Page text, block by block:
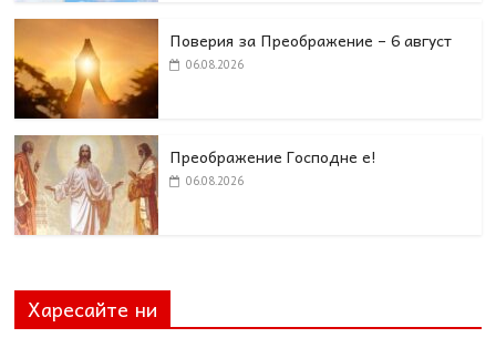
Поверия за Преображение – 6 август
06.08.2026
Преображение Господне е!
06.08.2026
Харесайте ни